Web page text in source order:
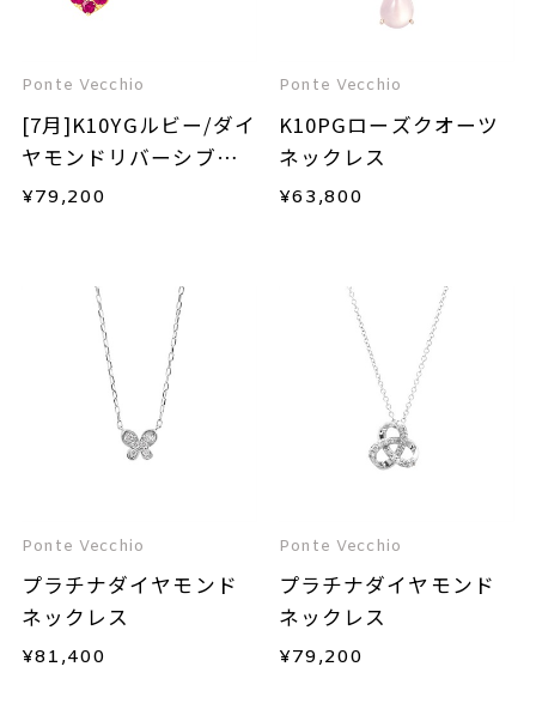
Ponte Vecchio
[7月]K10YGルビー/ダイ
ヤモンドリバーシブル
ネックレス
¥79,200
Ponte Vecchio
K10PGローズクオーツ
ネックレス
¥63,800
Ponte Vecchio
プラチナダイヤモンド
ネックレス
¥81,400
Ponte Vecchio
プラチナダイヤモンド
ネックレス
¥79,200